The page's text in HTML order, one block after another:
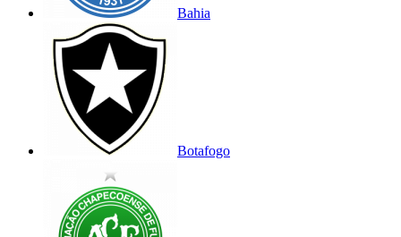
Bahia
Botafogo